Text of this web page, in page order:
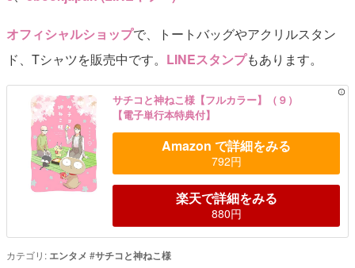
オフィシャルショップで、トートバッグやアクリルスタン
ド、Tシャツを販売中です。 LINEスタンプもあります。
サチコと神ねこ様【フルカラー】（９）
【電子単行本特典付】
Amazon で詳細をみる
792円
楽天で詳細をみる
880円
カテゴリ: エンタメ #サチコと神ねこ様